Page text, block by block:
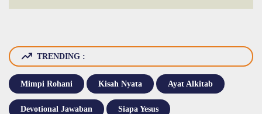
TRENDING :
Mimpi Rohani Kisah Nyata Ayat Alkitab
Devotional Jawaban Siapa Yesus